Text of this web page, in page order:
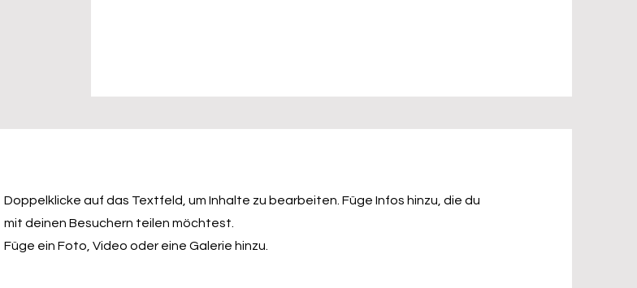
Doppelklicke auf das Textfeld, um Inhalte zu bearbeiten. Füge Infos hinzu, die du
mit deinen Besuchern teilen möchtest.
Füge ein Foto, Video oder eine Galerie hinzu.